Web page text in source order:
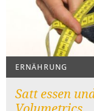
ERNÄHRUNG
Satt essen